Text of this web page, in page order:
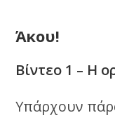
Άκου!
Βίντεο 1 – Η
Υπάρχουν